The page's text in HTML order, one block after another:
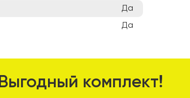
Да
Да
Выгодный комплект!